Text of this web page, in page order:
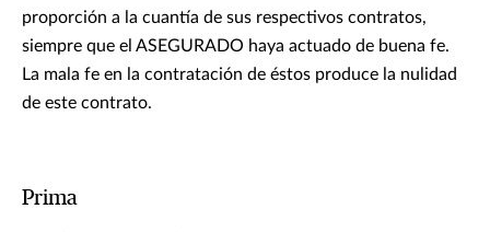
proporción a la cuantía de sus respectivos contratos,
siempre que el ASEGURADO haya actuado de buena fe.
La mala fe en la contratación de éstos produce la nulidad
de este contrato.
Prima